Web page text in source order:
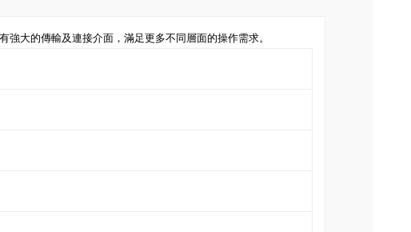
大的傳輸及連接介面，滿足更多不同層面的操作需求。